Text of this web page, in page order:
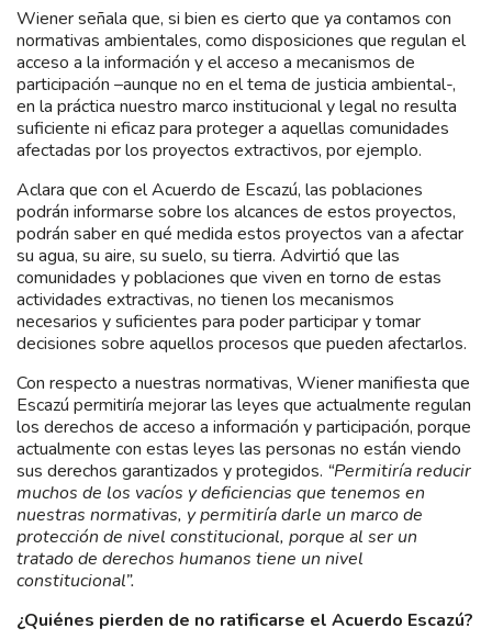
Wiener señala que, si bien es cierto que ya contamos con
normativas ambientales, como disposiciones que regulan el
acceso a la información y el acceso a mecanismos de
participación –aunque no en el tema de justicia ambiental-,
en la práctica nuestro marco institucional y legal no resulta
suficiente ni eficaz para proteger a aquellas comunidades
afectadas por los proyectos extractivos, por ejemplo.
Aclara que con el Acuerdo de Escazú, las poblaciones
podrán informarse sobre los alcances de estos proyectos,
podrán saber en qué medida estos proyectos van a afectar
su agua, su aire, su suelo, su tierra. Advirtió que las
comunidades y poblaciones que viven en torno de estas
actividades extractivas, no tienen los mecanismos
necesarios y suficientes para poder participar y tomar
decisiones sobre aquellos procesos que pueden afectarlos.
Con respecto a nuestras normativas, Wiener manifiesta que
Escazú permitiría mejorar las leyes que actualmente regulan
los derechos de acceso a información y participación, porque
actualmente con estas leyes las personas no están viendo
sus derechos garantizados y protegidos. “Permitiría reducir
muchos de los vacíos y deficiencias que tenemos en
nuestras normativas, y permitiría darle un marco de
protección de nivel constitucional, porque al ser un
tratado de derechos humanos tiene un nivel
constitucional”.
¿Quiénes pierden de no ratificarse el Acuerdo Escazú?